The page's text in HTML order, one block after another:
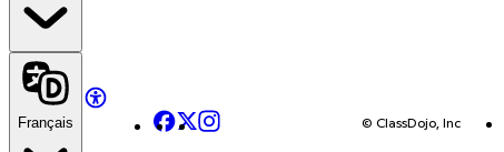
Français Facebook
X Instagram © ClassDojo, Inc